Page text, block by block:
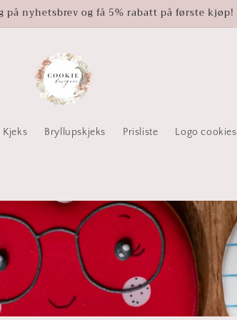
på nyhetsbrev og få 5% rabatt på første kjøp!
Bryllupskjeks Prisliste Logo cookies